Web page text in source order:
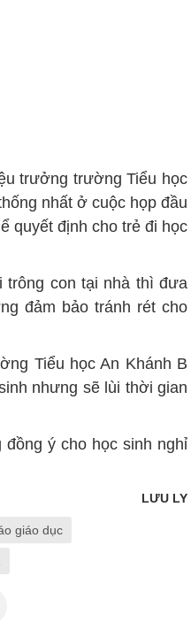
trưởng trường Tiểu học
nhất ở cuộc họp đầu
quyết định cho trẻ đi học
trông con tại nhà thì đưa
đảm bảo tránh rét cho
Tiểu học An Khánh B
nhưng sẽ lùi thời gian
ý cho học sinh nghỉ
LƯU LY
giáo dục